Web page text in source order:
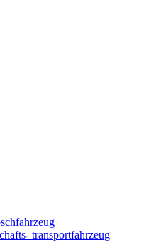
transportfahrzeug